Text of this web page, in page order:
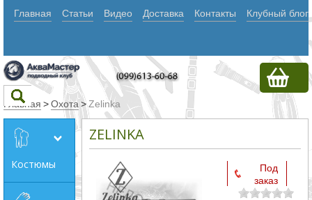
Главная Статьи Видео Доставка Контакты Клубный блог
Текст
Искать
Главная >Охота > Zelinka
Костюмы
ZELINKA
Под
заказ